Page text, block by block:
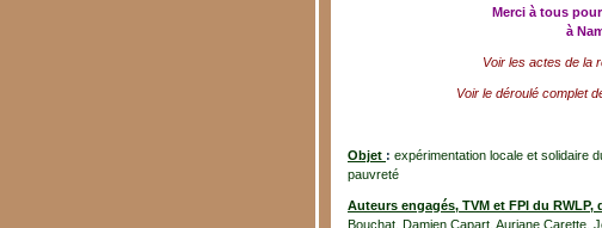
Merci à tous
à
Voir les actes de la
Voir le déroulé complet
Objet : expérimentation locale et solidaire
pauvreté
Auteurs engagés, TVM et FPI du RWLP,
Bouchat, Damien Capart, Auriane Carette,